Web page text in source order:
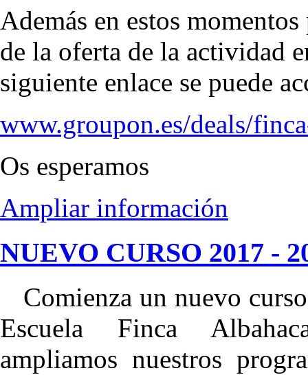
Además en estos
de la oferta de la actividad
siguiente enlace se puede
www.groupon.es/deals/
Os esperamos
Ampliar información
NUEVO CURSO 2017 -
Comienza un nuevo
Escuela Finca
ampliamos nuestros